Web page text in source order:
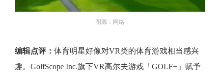
图源：网络
编辑点评： 体育明星好像对VR类的体育游戏相当感兴
趣。GolfScope Inc.旗下VR高尔夫游戏「GOLF+」赋予